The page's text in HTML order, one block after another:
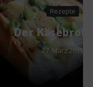
Igel